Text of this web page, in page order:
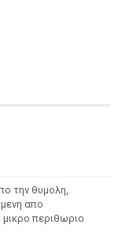
την θυμολη,
απο
περιθωριο